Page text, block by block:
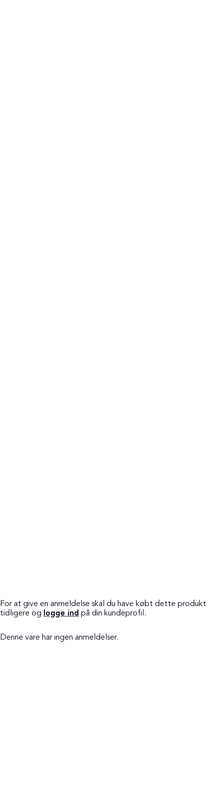
For at give en anmeldelse skal du have købt dette produkt
tidligere og logge ind på din kundeprofil.
Denne vare har ingen anmeldelser.